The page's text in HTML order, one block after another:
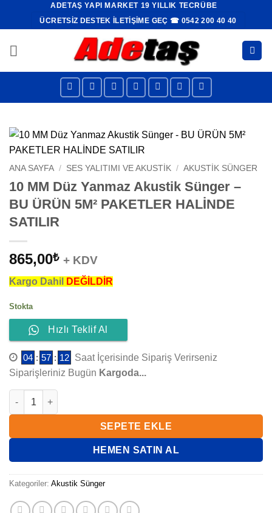
ADETAŞ YAPI MARKET 19 YILLIK TECRÜBE
ÜCRETSIZ DESTEK İLETIŞIME GEÇ ☎ 0542 200 40 40
ANA SAYFA / SES YALITIMI VE AKUSTIK / AKUSTIK SÜNGER
10 MM Düz Yanmaz Akustik Sünger –
BU ÜRÜN 5M² PAKETLER HALİNDE
SATILIR
865,00₺ + KDV
Kargo Dahil DEĞİLDİR
Stokta
Hızlı Teklif Al
04 : 57 : 12 Saat İçerisinde Sipariş Verirseniz
Siparişleriniz Bugün Kargoda...
10 MM Düz Yanmaz Akustik Sünger - BU ÜRÜN 5M² PAKETLER
SEPETE EKLE
HEMEN SATIN AL
Kategoriler: Akustik Sünger